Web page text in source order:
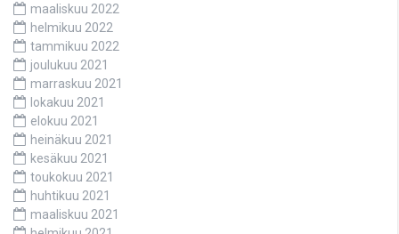
maaliskuu 2022
helmikuu 2022
tammikuu 2022
joulukuu 2021
marraskuu 2021
lokakuu 2021
elokuu 2021
heinäkuu 2021
kesäkuu 2021
toukokuu 2021
huhtikuu 2021
maaliskuu 2021